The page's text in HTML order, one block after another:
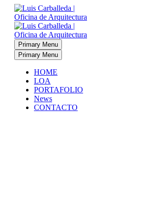
Primary Menu
Primary Menu
HOME
LOA
PORTAFOLIO
News
CONTACTO